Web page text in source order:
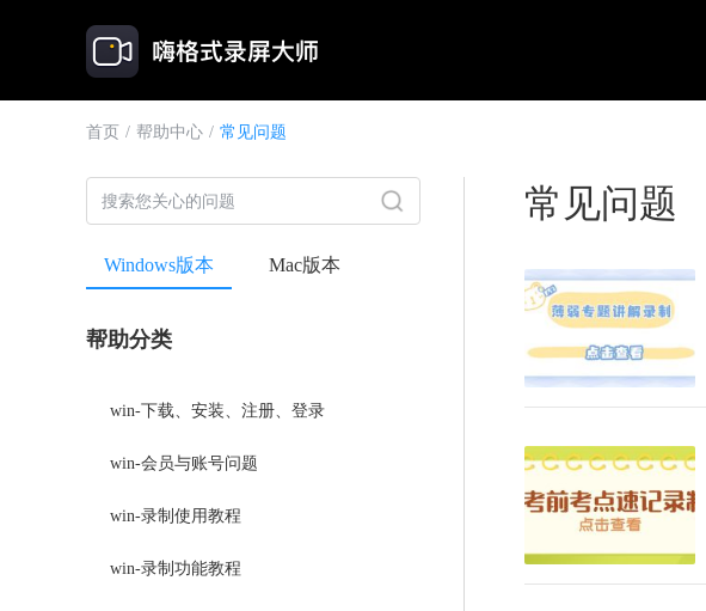
首页 / 帮助中心 / 常见问题
常见问题
Windows版本 Mac版本
帮助分类
win-下载、安装、注册、登录
win-会员与账号问题
win-录制使用教程
win-录制功能教程